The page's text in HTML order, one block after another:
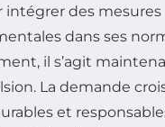
intégrer des mesures
dans ses
il s’agit
La demande
et